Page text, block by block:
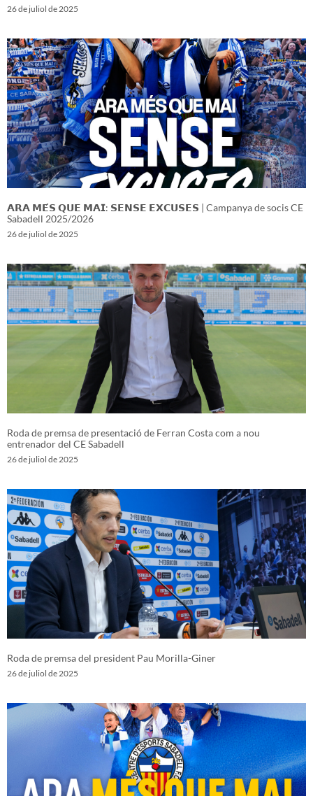
26 de juliol de 2025
𝗔𝗥𝗔 𝗠𝗘́𝗦 𝗤𝗨𝗘 𝗠𝗔𝗜: 𝗦𝗘𝗡𝗦𝗘 𝗘𝗫𝗖𝗨𝗦𝗘𝗦 | Campanya de socis CE
Sabadell 2025/2026
26 de juliol de 2025
Roda de premsa de presentació de Ferran Costa com a nou
entrenador del CE Sabadell
26 de juliol de 2025
Roda de premsa del president Pau Morilla-Giner
26 de juliol de 2025